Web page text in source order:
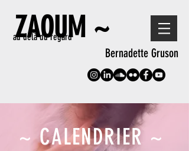
au delà du regard
Bernadette Gruson
ZAOUM ~
~ CALENDRIER ~